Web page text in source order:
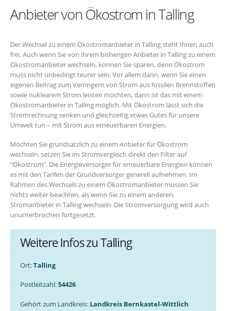
Anbieter von Ökostrom in Talling
Der Wechsel zu einem Ökostromanbieter in Talling steht Ihnen auch
frei. Auch wenn Sie von Ihrem bisherigen Anbieter in Talling zu einem
Ökostromanbieter wechseln, können Sie sparen, denn Ökostrom
muss nicht unbedingt teurer sein. Vor allem dann, wenn Sie einen
eigenen Beitrag zum Verringern von Strom aus fossilen Brennstoffen
sowie nuklearem Strom leisten möchten, dann ist das mit einem
Ökostromanbieter in Talling möglich. Mit Ökostrom lässt sich die
Stromrechnung senken und gleichzeitig etwas Gutes für unsere
Umwelt tun – mit Strom aus erneuerbaren Energien.
Möchten Sie grundsätzlich zu einem Anbieter für Ökostrom
wechseln, setzen Sie im Stromvergleich direkt den Filter auf
“Ökostrom”. Die Energieversorger für erneuerbare Energien können
es mit den Tarifen der Grundversorger generell aufnehmen. Im
Rahmen des Wechsels zu einem Ökostromanbieter müssen Sie
nichts weiter beachten, als wenn Sie zu einem anderen
Stromanbieter in Talling wechseln. Die Stromversorgung wird auch
ununterbrochen fortgesetzt.
Weitere Infos zu Talling
Ort:Talling
Postleitzahl:54426
Gehört zum Landkreis: Landkreis Bernkastel-Wittlich